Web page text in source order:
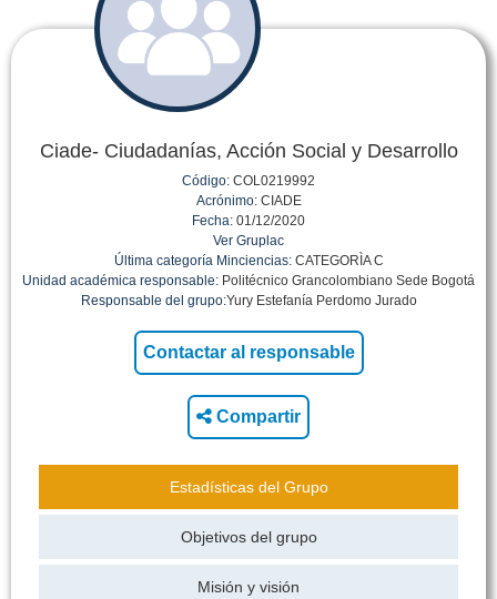
Ciade- Ciudadanías, Acción Social y Desarrollo
Código: COL0219992
Acrónimo:CIADE
Fecha: 01/12/2020
Ver Gruplac
Última categoría Minciencias:CATEGORÌA C
Unidad académica responsable: Politécnico Grancolombiano Sede Bogotá
Responsable del grupo:Yury Estefanía Perdomo Jurado
Compartir
Estadísticas del Grupo
Objetivos del grupo
Misión y visión